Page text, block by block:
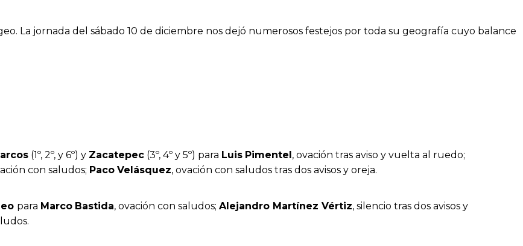
La jornada del sábado 10 de diciembre nos dejó numerosos festejos por toda su geografía cuyo balance
(1º, 2º, y 6º) y Zacatepec (3º, 4º y 5º) para Luis Pimentel, ovación tras aviso y vuelta al ruedo;
con saludos; Paco Velásquez, ovación con saludos tras dos avisos y oreja.
para Marco Bastida, ovación con saludos; Alejandro Martínez Vértiz, silencio tras dos avisos y